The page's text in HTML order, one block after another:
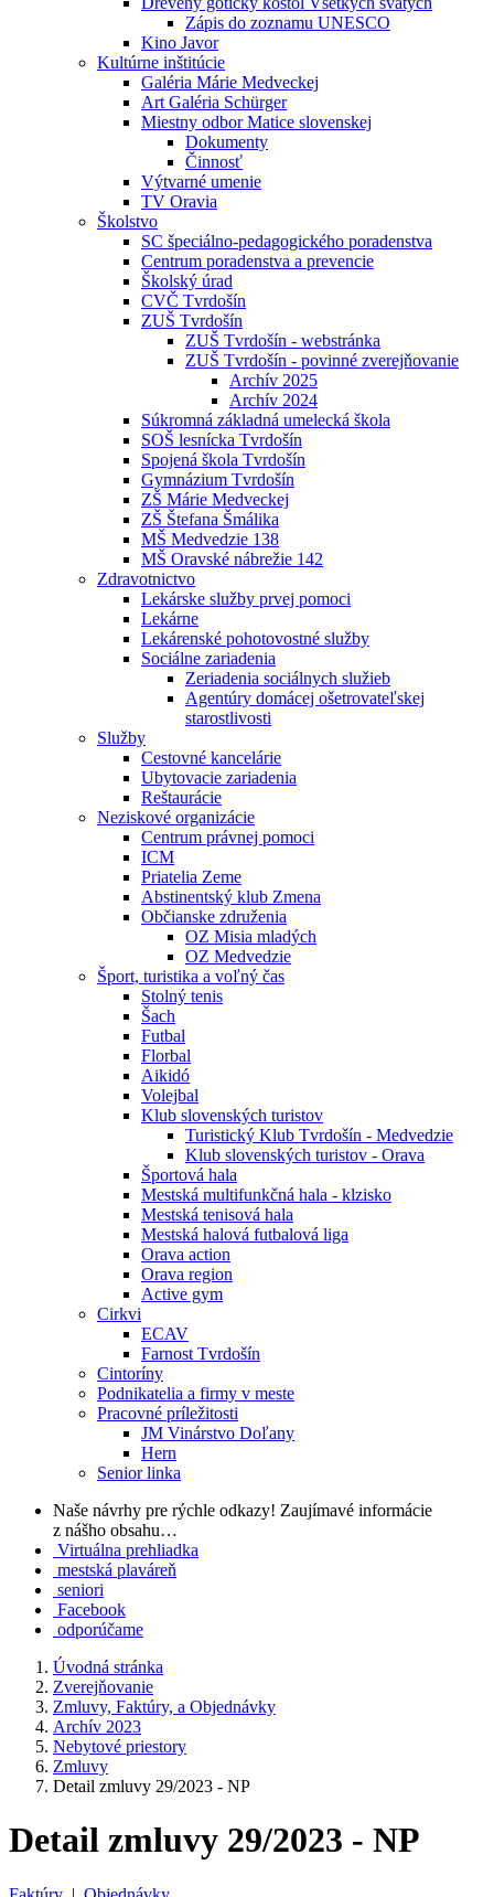
Zápis do zoznamu UNESCO
Kino Javor
Kultúrne inštitúcie
Galéria Márie Medveckej
Art Galéria Schürger
Miestny odbor Matice slovenskej
Dokumenty
Činnosť
Výtvarné umenie
TV Oravia
Školstvo
SC špeciálno-pedagogického poradenstva
Centrum poradenstva a prevencie
Školský úrad
CVČ Tvrdošín
ZUŠ Tvrdošín
ZUŠ Tvrdošín - webstránka
ZUŠ Tvrdošín - povinné zverejňovanie
Archív 2025
Archív 2024
Súkromná základná umelecká škola
SOŠ lesnícka Tvrdošín
Spojená škola Tvrdošín
Gymnázium Tvrdošín
ZŠ Márie Medveckej
ZŠ Štefana Šmálika
MŠ Medvedzie 138
MŠ Oravské nábrežie 142
Zdravotnictvo
Lekárske služby prvej pomoci
Lekárne
Lekárenské pohotovostné služby
Sociálne zariadenia
Zeriadenia sociálnych služieb
Agentúry domácej ošetrovateľskej
starostlivosti
Služby
Cestovné kancelárie
Ubytovacie zariadenia
Reštaurácie
Neziskové organizácie
Centrum právnej pomoci
ICM
Priatelia Zeme
Abstinentský klub Zmena
Občianske združenia
OZ Misia mladých
OZ Medvedzie
Šport, turistika a voľný čas
Stolný tenis
Šach
Futbal
Florbal
Aikidó
Volejbal
Klub slovenských turistov
Turistický Klub Tvrdošín - Medvedzie
Klub slovenských turistov - Orava
Športová hala
Mestská multifunkčná hala - klzisko
Mestská tenisová hala
Mestská halová futbalová liga
Orava action
Orava region
Active gym
Cirkvi
ECAV
Farnost Tvrdošín
Cintoríny
Podnikatelia a firmy v meste
Pracovné príležitosti
JM Vinárstvo Doľany
Hern
Senior linka
Naše návrhy pre rýchle odkazy! Zaujímavé informácie
z nášho obsahu…
Virtuálna prehliadka
mestská plaváreň
seniori
Facebook
odporúčame
Úvodná stránka
Zverejňovanie
Zmluvy, Faktúry, a Objednávky
Archív 2023
Nebytové priestory
Zmluvy
Detail zmluvy 29/2023 - NP
Detail zmluvy 29/2023 - NP